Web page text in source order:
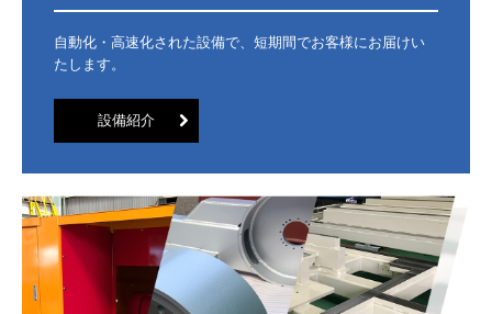
自動化・高速化された設備で、短期間でお客様にお届けい
たします。
設備紹介